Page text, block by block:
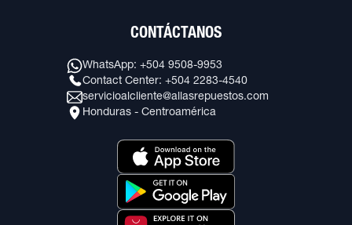
CONTÁCTANOS
WhatsApp: +504 9508-9953
Contact Center: +504 2283-4540
servicioalcliente@allasrepuestos.com
Honduras - Centroamérica